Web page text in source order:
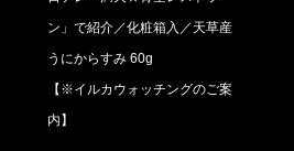
ン」で紹介／化粧箱入／天草産
うにからすみ 60g
【※イルカウォッチングのご案
内】